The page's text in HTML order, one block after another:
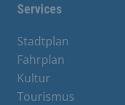
Services
Stadtplan
Fahrplan
Kultur
Tourismus